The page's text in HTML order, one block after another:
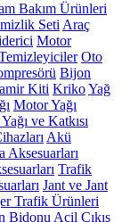
Bakım Ürünleri
Seti Araç
Motor
Oto
Bijon
Kiti KrikoYağ
Motor Yağı
ve Katkısı
Akü
Aksesuarları
Trafik
Jant ve Jant
Trafik Ürünleri
Bidonu Acil Çıkış